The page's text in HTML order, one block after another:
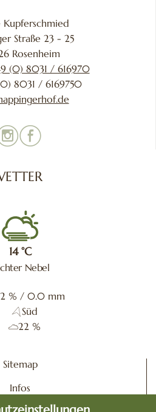
Kupferschmied
Straße 23 - 25
Rosenheim
(0) 8031 / 616970
8031 / 6169750
14 °C
Nebel
% / 0.0 mm
Süd
22 %
Sitemap
Infos